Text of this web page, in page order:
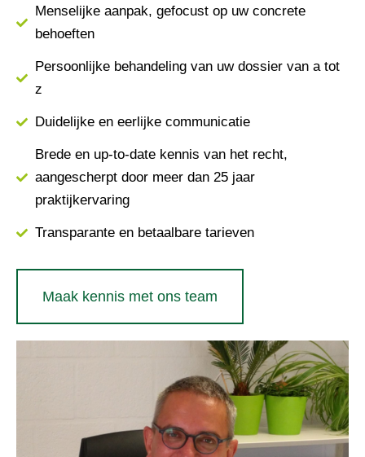
Menselijke aanpak, gefocust op uw concrete
behoeften
Persoonlijke behandeling van uw dossier van a tot
z
Duidelijke en eerlijke communicatie
Brede en up-to-date kennis van het recht,
aangescherpt door meer dan 25 jaar
praktijkervaring
Transparante en betaalbare tarieven
Maak kennis met ons team